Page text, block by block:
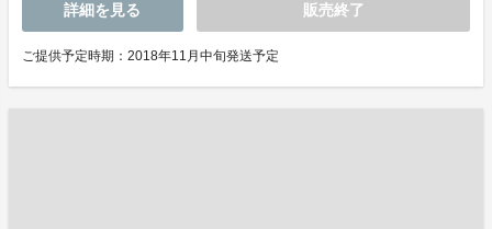
詳細を見る 販売終了
ご提供予定時期：2018年11月中旬発送予定